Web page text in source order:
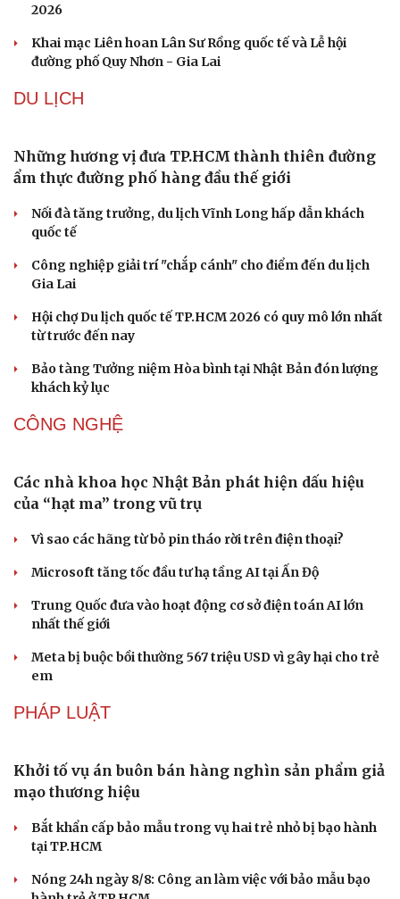
Sân khấu - Điện ảnh
Văn học
Âm nhạc
Di sản
Nghệ sĩ
Sao Việt
2026
Khai mạc Liên hoan Lân Sư Rồng quốc tế và Lễ hội
đường phố Quy Nhơn - Gia Lai
DU LỊCH
Những hương vị đưa TP.HCM thành thiên đường
ẩm thực đường phố hàng đầu thế giới
Nối đà tăng trưởng, du lịch Vĩnh Long hấp dẫn khách
quốc tế
Công nghiệp giải trí "chắp cánh" cho điểm đến du lịch
Gia Lai
Hội chợ Du lịch quốc tế TP.HCM 2026 có quy mô lớn nhất
từ trước đến nay
Bảo tàng Tưởng niệm Hòa bình tại Nhật Bản đón lượng
khách kỷ lục
CÔNG NGHỆ
Các nhà khoa học Nhật Bản phát hiện dấu hiệu
của “hạt ma” trong vũ trụ
Vì sao các hãng từ bỏ pin tháo rời trên điện thoại?
Microsoft tăng tốc đầu tư hạ tầng AI tại Ấn Độ
Trung Quốc đưa vào hoạt động cơ sở điện toán AI lớn
nhất thế giới
Meta bị buộc bồi thường 567 triệu USD vì gây hại cho trẻ
em
PHÁP LUẬT
Khởi tố vụ án buôn bán hàng nghìn sản phẩm giả
mạo thương hiệu
Bắt khẩn cấp bảo mẫu trong vụ hai trẻ nhỏ bị bạo hành
tại TP.HCM
Nóng 24h ngày 8/8: Công an làm việc với bảo mẫu bạo